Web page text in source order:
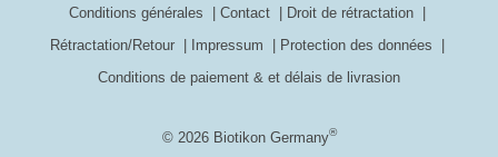
© 2026 Biotikon Germany®
Conditions générales Contact
Droit de rétractation
Rétractation/Retour
Impressum
Protection des données
Conditions de paiement & et délais de livrasion